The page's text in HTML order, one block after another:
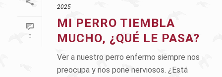
0
2025
MI PERRO TIEMBLA
MUCHO, ¿QUÉ LE PASA?
Ver a nuestro perro enfermo siempre nos
preocupa y nos pone nerviosos. ¿Está